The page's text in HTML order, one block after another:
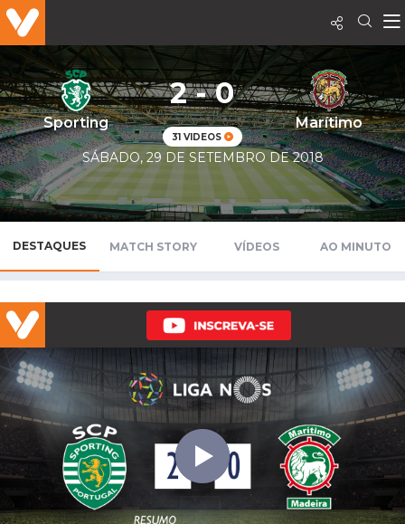
Sporting
2 - 0
31 VIDEOS
Marítimo
SÁBADO, 29 DE SETEMBRO DE 2018
DESTAQUES MATCH STORY VÍDEOS AO MINUTO